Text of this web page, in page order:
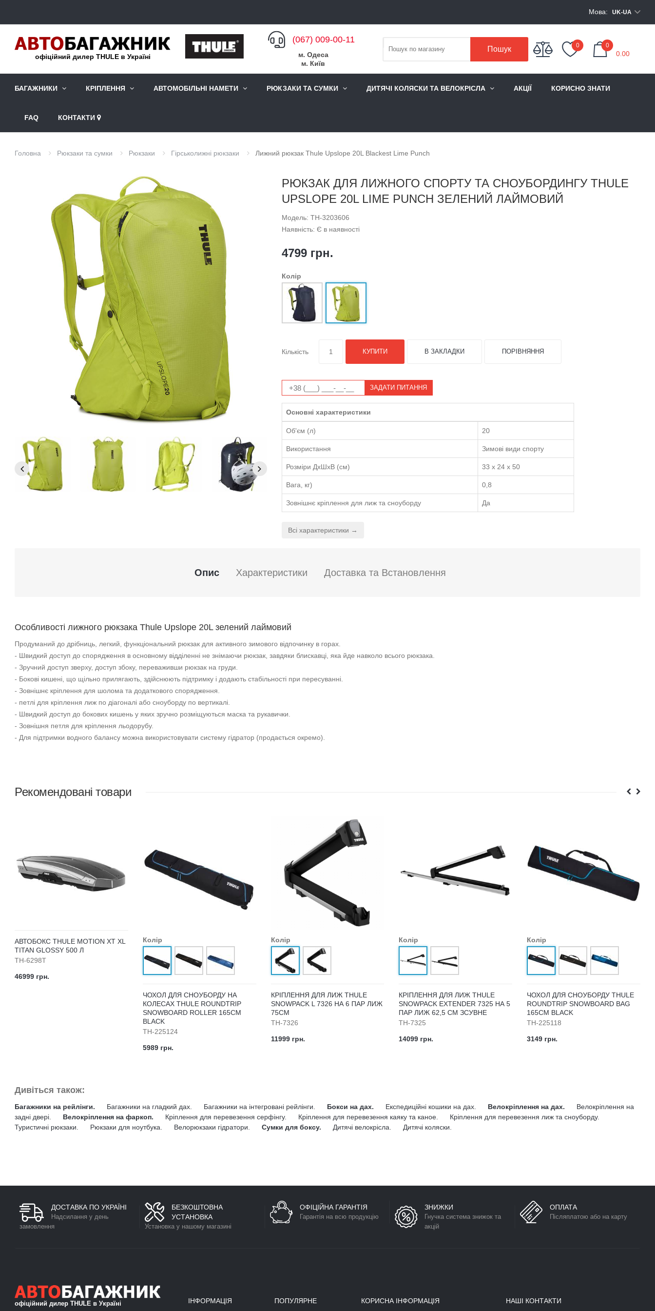
Мова: UK-UA
офіційний дилер THULE в Україні
(067) 009-00-11
м. Одеса
м. Київ
Пошук 0 0
0.00
БАГАЖНИКИ КРІПЛЕННЯ АВТОМОБІЛЬНІ НАМЕТИ РЮКЗАКИ ТА СУМКИ ДИТЯЧІ КОЛЯСКИ ТА ВЕЛОКРІСЛА АКЦІЇ КОРИСНО ЗНАТИ
FAQ КОНТАКТИ
Головна Рюкзаки та сумки Рюкзаки Гірськолижні рюкзаки Лижний рюкзак Thule Upslope 20L Blackest Lime Punch
РЮКЗАК ДЛЯ ЛИЖНОГО СПОРТУ ТА СНОУБОРДИНГУ THULE
UPSLOPE 20L LIME PUNCH ЗЕЛЕНИЙ ЛАЙМОВИЙ
Модель: TH-3203606
Наявність: Є в наявності
4799 грн.
Колір
Кількість КУПИТИ В ЗАКЛАДКИ ПОРІВНЯННЯ
ЗАДАТИ ПИТАННЯ
Основні характеристики
Об'єм (л) 20
Використання Зимові види спорту
Розміри ДхШхВ (см) 33 x 24 x 50
Вага, кг) 0,8
Зовнішнє кріплення для лиж та сноуборду Да
Всі характеристики →
Опис Характеристики Доставка та Встановлення
Особливості лижного рюкзака Thule Upslope 20L зелений лаймовий
Продуманий до дрібниць, легкий, функціональний рюкзак для активного зимового відпочинку в горах.
- Швидкий доступ до спорядження в основному відділенні не знімаючи рюкзак, завдяки блискавці, яка йде навколо всього рюкзака.
- Зручний доступ зверху, доступ збоку, переваживши рюкзак на груди.
- Бокові кишені, що щільно прилягають, здійснюють підтримку і додають стабільності при пересуванні.
- Зовнішнє кріплення для шолома та додаткового спорядження.
- петлі для кріплення лиж по діагоналі або сноуборду по вертикалі.
- Швидкий доступ до бокових кишень у яких зручно розміщуються маска та рукавички.
- Зовнішня петля для кріплення льодорубу.
- Для підтримки водного балансу можна використовувати систему гідратор (продається окремо).
Рекомендовані товари
АВТОБОКС THULE MOTION XT XL
TITAN GLOSSY 500 Л
TH-6298T
46999 грн.
Колір
ЧОХОЛ ДЛЯ СНОУБОРДУ НА
КОЛЕСАХ THULE ROUNDTRIP
SNOWBOARD ROLLER 165CM
BLACK
TH-225124
5989 грн.
Колір
КРІПЛЕННЯ ДЛЯ ЛИЖ THULE
SNOWPACK L 7326 НА 6 ПАР ЛИЖ
75СМ
TH-7326
11999 грн.
Колір
КРІПЛЕННЯ ДЛЯ ЛИЖ THULE
SNOWPACK EXTENDER 7325 НА 5
ПАР ЛИЖ 62,5 СМ ЗСУВНЕ
TH-7325
14099 грн.
Колір
ЧОХОЛ ДЛЯ СНОУБОРДУ THULE
ROUNDTRIP SNOWBOARD BAG
165CM BLACK
TH-225118
3149 грн.
Дивіться також:
Багажники на рейлінги. Багажники на гладкий дах. Багажники на інтегровані рейлінги. Бокси на дах. Експедиційні кошики на дах. Велокріплення на дах.
Велокріплення на
задні двері.
Велокріплення на фаркоп. Кріплення для перевезення серфінгу. Кріплення для перевезення каяку та каное.
Кріплення для перевезення лиж та сноуборду.
Туристичні рюкзаки.
Рюкзаки для ноутбука. Велорюкзаки гідратори. Сумки для боксу. Дитячі велокрісла. Дитячі коляски.
ДОСТАВКА ПО УКРАЇНІ
Надсилання у день
замовлення
БЕЗКОШТОВНА
УСТАНОВКА
Установка у нашому магазині
ОФІЦІЙНА ГАРАНТІЯ
Гарантія на всю продукцію
ЗНИЖКИ
Гнучка система знижок та
акцій
ОПЛАТА
Післяплатою або на карту
офіційний дилер THULE в Україні ІНФОРМАЦІЯ ПОПУЛЯРНЕ КОРИСНА ІНФОРМАЦІЯ НАШІ КОНТАКТИ